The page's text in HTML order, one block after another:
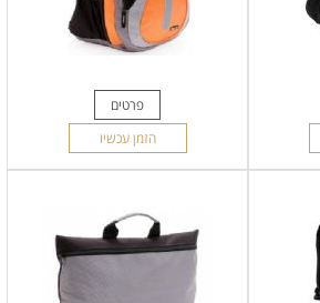
פרטים
הזמן עכשיו